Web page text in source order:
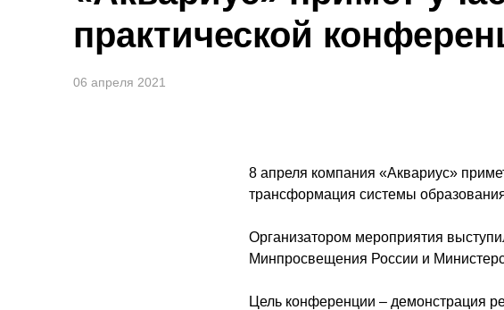
практической
06 апреля 2021
8 апреля компания «Аквариус»
трансформация системы
Организатором мероприятия
Минпросвещения России и
Цель конференции – демонстрация